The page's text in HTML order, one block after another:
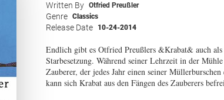
Written By Otfried Preußler
Genre Classics
Release Date 10-24-2014
Endlich gibt es Otfried Preußlers &Krabat& auch
Starbesetzung. Während seiner Lehrzeit in der
Zauberer, der jedes Jahr einen seiner
kann sich Krabat aus den Fängen des Zauberers